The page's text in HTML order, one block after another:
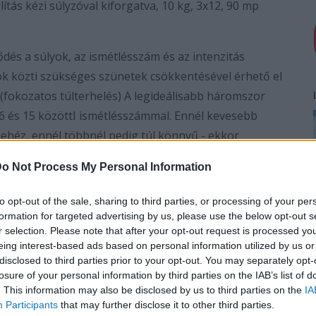
Not Process My Personal Information
opt-out of the sale, sharing to third parties, or processing of your
for targeted advertising by us, please use the below opt-out
selection. Please note that after your opt-out request is processed
interest-based ads based on personal information utilized by us
to third parties prior to your opt-out. You may separately
of your personal information by third parties on the IAB’s list of
This information may also be disclosed by us to third parties on the
Participants that may further disclose it to other third parties.
kézi súlyzóval kiforgatva, 10 kg, 3x12, 90 mp
a súlyok, az ismétlésszám és az intenzitás
közti szükséges szünetek csökkentésével érhető el
túlterhelés) A legideálisabb háromszor
15 közöttI ismétlésszámmal. Ennél kevesebb
ennél többnél pedig túl könnyű - ekkor
1 és 3 perc között optimális. Eleinte tehát
helyes kivitelezését (ízületi fájdalmakat
de helytelenül hajtjuk végre a feladatot).
kívül érdemes élnünk az internet adta
vagy a közösségi médiában (én Jeremy Ethier
adatokkal támasztja alá állításait). Ha ötlettelenek
vagyunk tisztában a gyakorlat helyes
alatt választ kapunk.